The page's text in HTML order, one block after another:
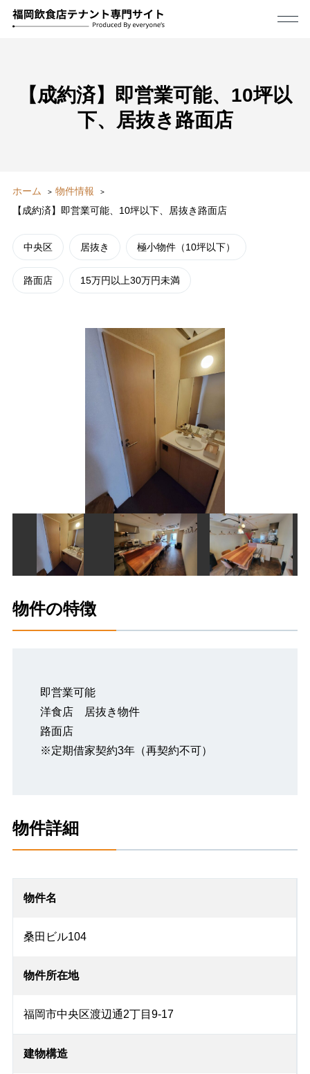
【成約済】即営業可能、10坪以
下、居抜き路面店
ホーム
物件情報
【成約済】即営業可能、10坪以下、居抜き路面店
中央区 居抜き 極小物件（10坪以下）
路面店 15万円以上30万円未満
物件の特徴
即営業可能
洋食店 居抜き物件
路面店
※定期借家契約3年（再契約不可）
物件詳細
物件名
桑田ビル104
物件所在地
福岡市中央区渡辺通2丁目9-17
建物構造